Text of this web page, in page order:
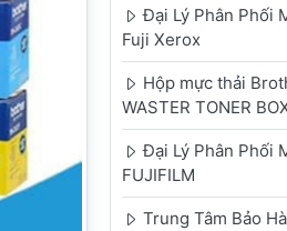
Đại Lý Phân Phối
Fuji Xerox
Hộp mực thải
WASTER TONER
Đại Lý Phân Phối
FUJIFILM
Trung Tâm Bảo